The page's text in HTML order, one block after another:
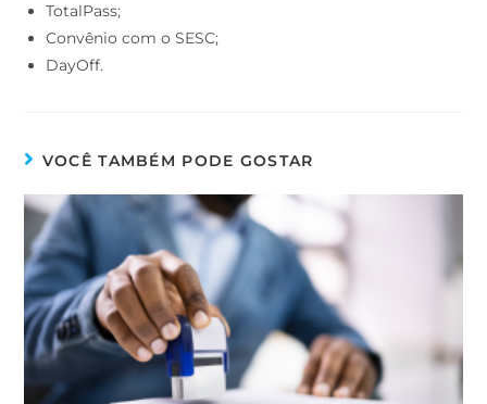
TotalPass;
Convênio com o SESC;
DayOff.
VOCÊ TAMBÉM PODE GOSTAR